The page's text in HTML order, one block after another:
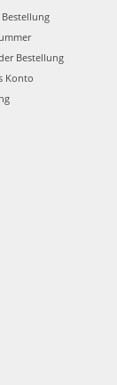
Bestellung
Konto